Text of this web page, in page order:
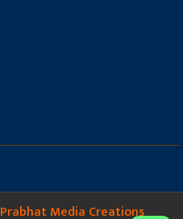
Prabhat Media Creations